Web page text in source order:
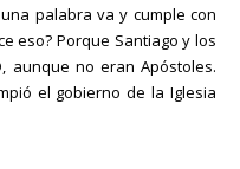
palabra va y cumple con
eso? Porque Santiago y los
aunque no eran Apóstoles.
el gobierno de la Iglesia